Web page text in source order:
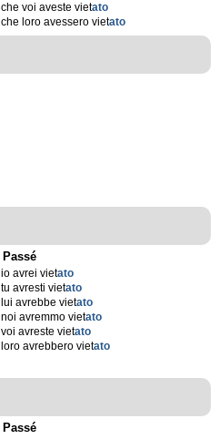
che voi aveste vietato
che loro avessero vietato
Passé
io avrei vietato
tu avresti vietato
lui avrebbe vietato
noi avremmo vietato
voi avreste vietato
loro avrebbero vietato
Passé